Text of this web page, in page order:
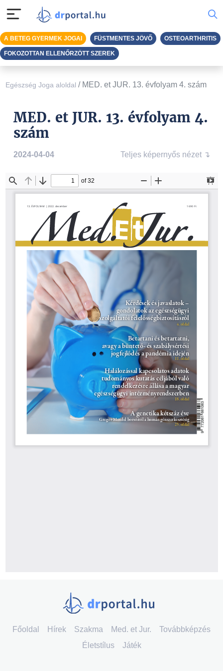
Egészség Joga aloldal / MED. et JUR. 13. évfolyam 4. szám
MED. et JUR. 13. évfolyam 4.
szám
2024-04-04 Teljes képernyős nézet ↴
A BETEG GYERMEK JOGAI FÜSTMENTES JÖVŐ OSTEOARTHRITIS
FOKOZOTTAN ELLENŐRZÖTT SZEREK
Főoldal Hírek Szakma Med. et Jur.
Továbbképzés
Életstílus
Játék